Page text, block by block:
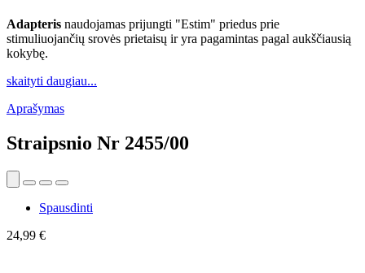
Adapteris naudojamas prijungti "Estim" priedus prie
stimuliuojančių srovės prietaisų ir yra pagamintas pagal aukščiausią
kokybę.
skaityti daugiau...
Aprašymas
Straipsnio Nr 2455/00
Spausdinti
24,99 €